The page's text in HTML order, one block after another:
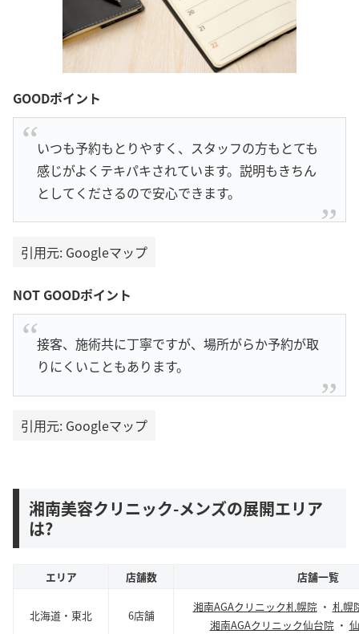
GOODポイント
いつも予約もとりやすく、スタッフの方もとても
感じがよくテキパキされています。説明もきちん
としてくださるので安心できます。
引用元: Googleマップ
NOT GOODポイント
接客、施術共に丁寧ですが、場所がらか予約が取
りにくいこともあります。
引用元: Googleマップ
湘南美容クリニック-メンズの展開エリア
は?
エリア 店舗数 店舗一覧
北海道・東北 6店舗
湘南AGAクリニック札幌院 ・ 札幌
湘南AGAクリニック仙台院 ・